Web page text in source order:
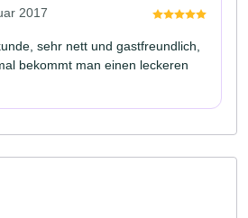
2017
sehr nett und gastfreundlich,
bekommt man einen leckeren